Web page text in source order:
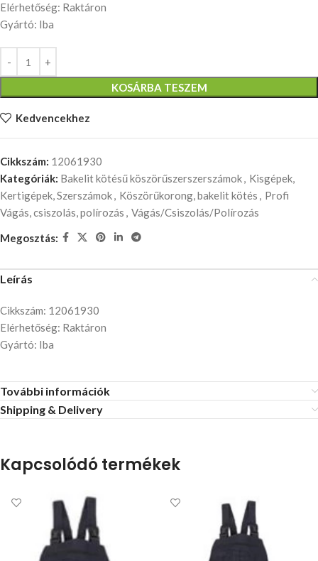
Elérhetőség: Raktáron
Gyártó: Iba
KOSÁRBA TESZEM
Kedvencekhez
Cikkszám: 12061930
Kategóriák: Bakelit kötésű köszörűszerszerszámok, Kisgépek,
Kertigépek, Szerszámok, Köszörűkorong, bakelit kötés , Profi
Vágás, csiszolás, polírozás , Vágás/Csiszolás/Polírozás
Megosztás:
Leírás
Cikkszám: 12061930
Elérhetőség: Raktáron
Gyártó: Iba
További információk
Shipping & Delivery
Kapcsolódó termékek